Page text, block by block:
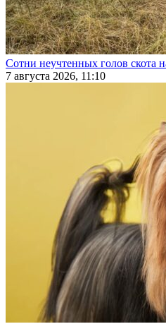
Сотни неучтенных голов скота
7 августа 2026, 11:10